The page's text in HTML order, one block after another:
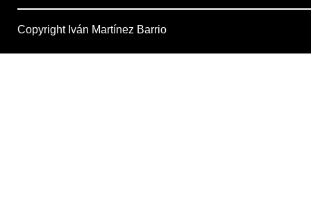
Copyright Iván Martínez Barrio